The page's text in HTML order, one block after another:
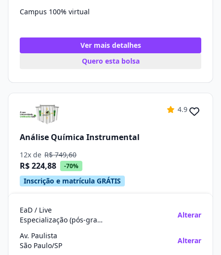
Campus 100% virtual
Ver mais detalhes
Quero esta bolsa
4.9
Análise Química Instrumental
12x de R$ 749,60
R$ 224,88 -70%
Inscrição e matrícula GRÁTIS
EaD / Live
Especialização (pós-graduação)
Alterar
Av. Paulista
São Paulo/SP
Alterar